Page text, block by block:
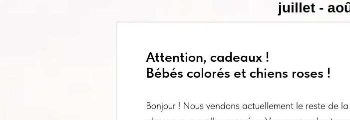
juillet -
Attention, cadeaux !
Bébés colorés et chiens roses !
Bonjour ! Nous vendons actuellement le reste de